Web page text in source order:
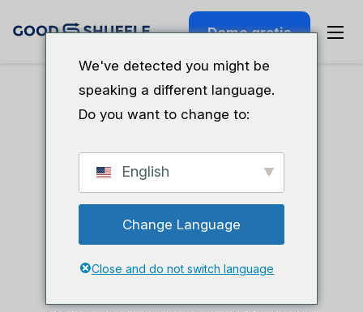
Demo gratis
nuevas empresas
Da una imagen
profesional desde
el primer día
We've detected you might be
speaking a different language.
Do you want to change to:
English
Change Language
Close and do not switch language